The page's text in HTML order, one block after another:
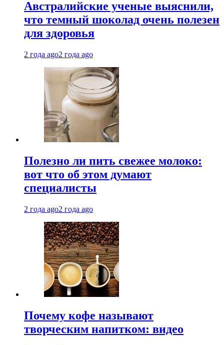
Австралийские ученые выяснили,
что темный шоколад очень полезен
для здоровья
2 года ago2 года ago
Полезно ли пить свежее молоко:
вот что об этом думают
специалисты
2 года ago2 года ago
Почему кофе называют
творческим напитком: видео